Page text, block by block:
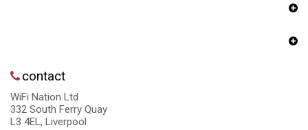
contact
WiFi Nation Ltd
332 South Ferry Quay
L3 4EL, Liverpool